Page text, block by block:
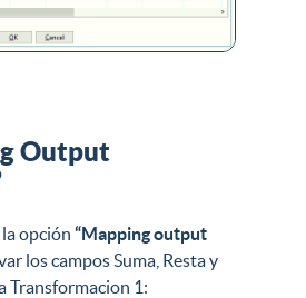
Output
la opción“Mapping output
los campos Suma, Resta y
Transformacion 1: